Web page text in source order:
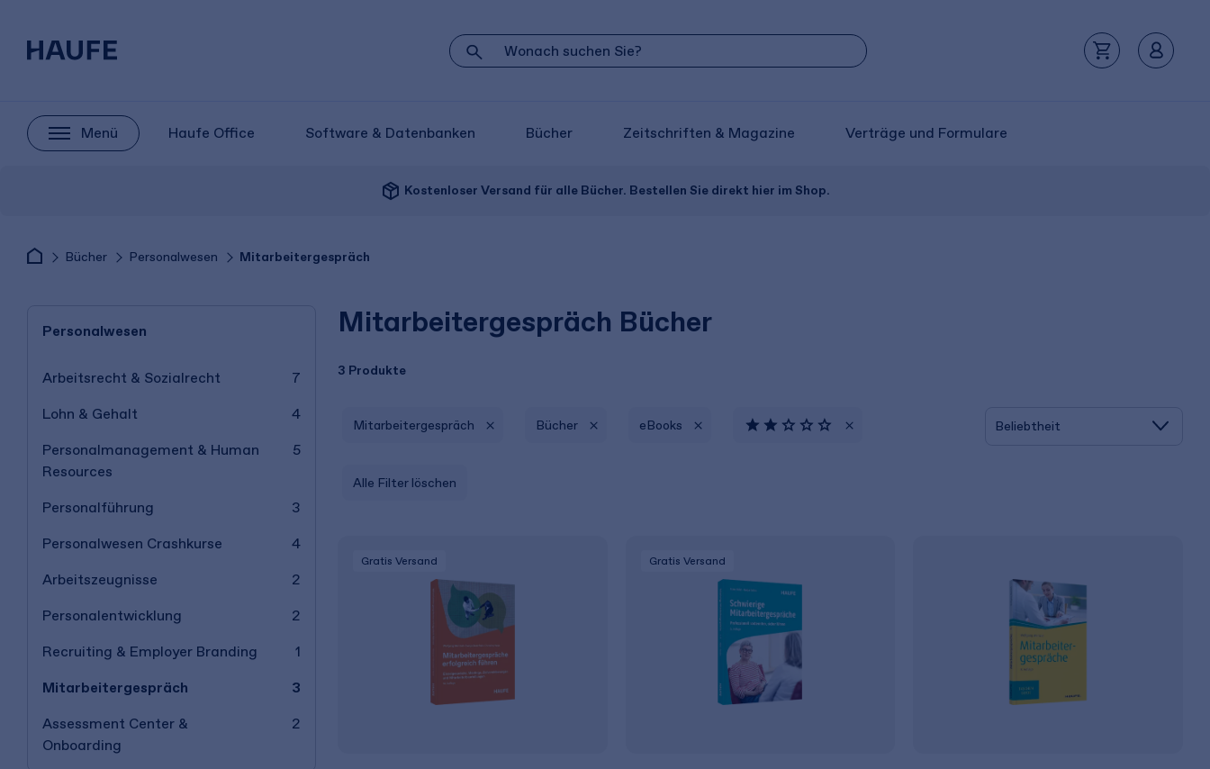
Menü Haufe Office Software & Datenbanken Bücher Zeitschriften & Magazine Verträge und Formulare
package_2 Kostenloser Versand für alle Bücher. Bestellen Sie direkt hier im Shop.
Bücher Personalwesen Mitarbeitergespräch
Mitarbeitergespräch Bücher
3 Produkte
Personalwesen
Arbeitsrecht & Sozialrecht 7
Lohn & Gehalt 4
Personalmanagement & Human
Resources
5
Personalführung 3
Personalwesen Crashkurse 4
Arbeitszeugnisse 2
Personalentwicklung 2
Recruiting & Employer Branding 1
Mitarbeitergespräch 3
Assessment Center &
Onboarding
2
Mitarbeitergespräch Bücher eBooks
Alle Filter löschen
Gratis Versand Gratis Versand